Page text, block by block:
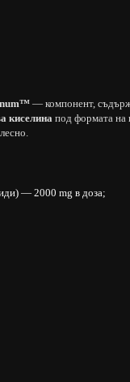
— компонент,
киселина под формата на
— 2000 mg в доза;